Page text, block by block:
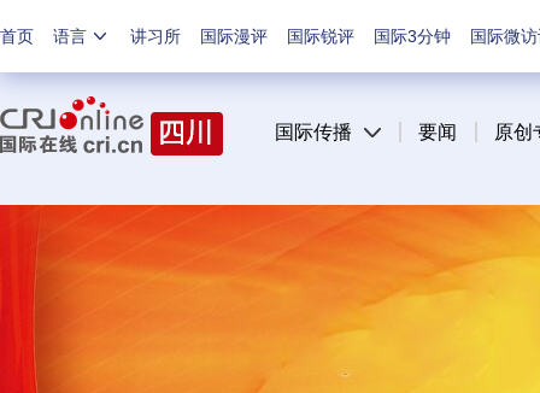
首页 语言 讲习所 国际漫评 国际锐评 国际3分钟 国际微
国际传播 要闻 原创